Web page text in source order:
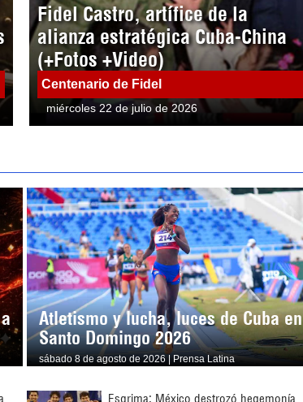
Fidel Castro, artífice de la
alianza estratégica Cuba-China
(+Fotos +Video)
Centenario de Fidel
miércoles 22 de julio de 2026
Atletismo y lucha, luces de Cuba en
Santo Domingo 2026
sábado 8 de agosto de 2026 | Prensa Latina
Esgrima: México destrozó hegemonía